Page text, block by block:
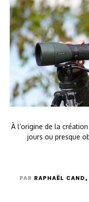
À l’origine de la
jours ou presque
PAR RAPHAËL CAND ,